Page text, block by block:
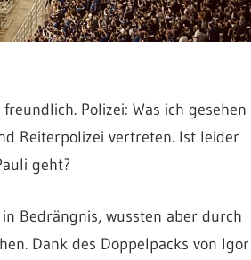
Polizei: Was ich gesehen
Reiterpolizei vertreten. Ist leider
geht?
Bedrängnis, wussten aber durch
Dank des Doppelpacks von Igor